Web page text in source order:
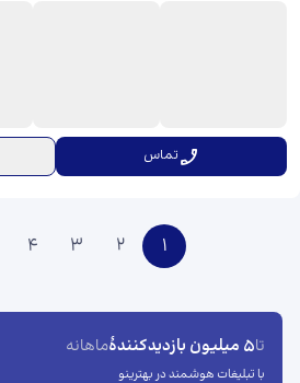
تماس
1
2
3
4
تا5 میلیون بازدیدکنندهٔ ماهانه
با تبلیغات هوشمند در بهترینو